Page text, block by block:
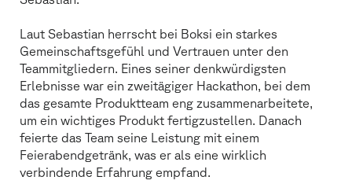
Laut Sebastian herrscht bei Boksi ein starkes
Gemeinschaftsgefühl und Vertrauen unter den
Teammitgliedern. Eines seiner denkwürdigsten
Erlebnisse war ein zweitägiger Hackathon, bei dem
das gesamte Produktteam eng zusammenarbeitete,
um ein wichtiges Produkt fertigzustellen. Danach
feierte das Team seine Leistung mit einem
Feierabendgetränk, was er als eine wirklich
verbindende Erfahrung empfand.